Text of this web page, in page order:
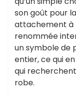
son goût pour
attachement à
renommée
un symbole de
entier, ce qui
qui
robe.